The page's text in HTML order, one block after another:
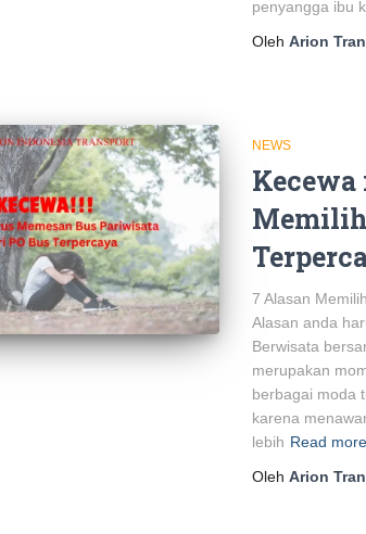
penyangga ibu
Oleh Arion
NEWS
7 Alasan
Alasan anda
Berwisata
merupakan
berbagai moda
karena
lebih Read more
Oleh Arion